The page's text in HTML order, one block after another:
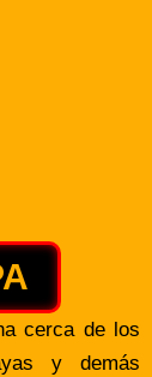
cerca de los
y demás